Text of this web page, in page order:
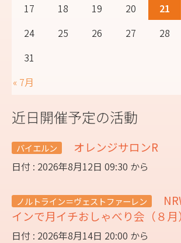
17
18 19 20 21
24
25 26 27 28
31
« 7月
近日開催予定の活動
バイエルン オレンジサロンR
日付 : 2026年8月12日 09:30 から
ノルトライン＝ヴェストファーレン
インで月イチおしゃべり会（８月）
日付 : 2026年8月14日 20:00 から